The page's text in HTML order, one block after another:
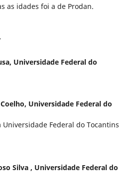
as idades foi a de Prodan.
Universidade Federal do
Universidade Federal do
Federal do Tocantins
Silva , Universidade Federal do